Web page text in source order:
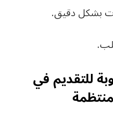
بشكل دقيق.
للتقديم في